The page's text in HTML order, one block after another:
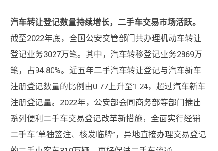
汽车转让登记数量持续增长，二手车交易市场活跃。
截至2022年底，全国公安交管部门共办理机动车转让
登记业务3027万笔。其中，汽车转移登记业务2869万
笔，占94.80%。近五年二手汽车转让登记与汽车新车
注册登记数量的比例由0.77上升至1.24，超过汽车新车
注册登记量。2022年，公安部会同商务部等部门推出
系列便利二手车交易登记改革新措施，全面实行经销
二手车“单独签注、核发临牌”，异地直接办理交易登记